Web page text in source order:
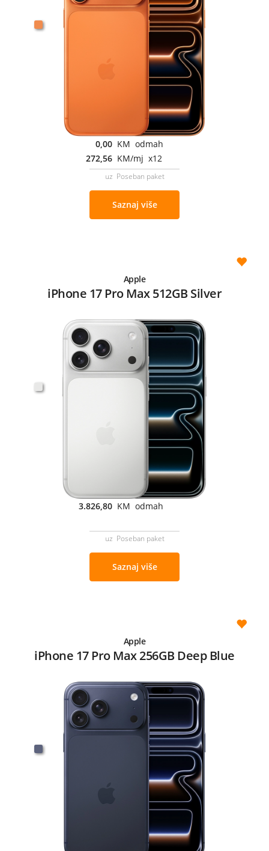
0,00 KM odmah
272,56 KM/mj x12
uz Poseban paket
Saznaj više
Apple
iPhone 17 Pro Max 512GB Silver
3.826,80 KM odmah
uz Poseban paket
Saznaj više
Apple
iPhone 17 Pro Max 256GB Deep Blue